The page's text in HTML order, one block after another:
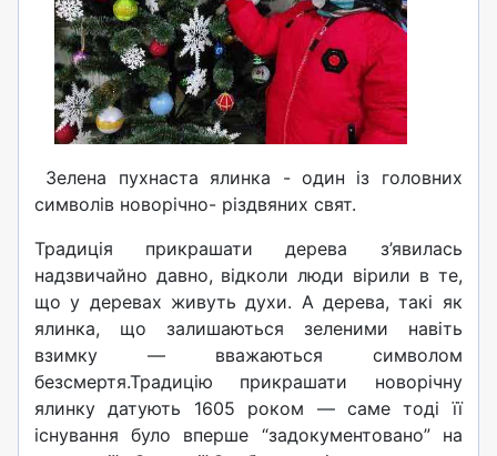
Зелена пухнаста ялинка - один із головних
символів новорічно- різдвяних свят.
Традиція прикрашати дерева з’явилась
надзвичайно давно, відколи люди вірили в те,
що у деревах живуть духи. А дерева, такі як
ялинка, що залишаються зеленими навіть
взимку — вважаються символом
безсмертя.Традицію прикрашати новорічну
ялинку датують 1605 роком — саме тоді її
існування було вперше “задокументовано” на